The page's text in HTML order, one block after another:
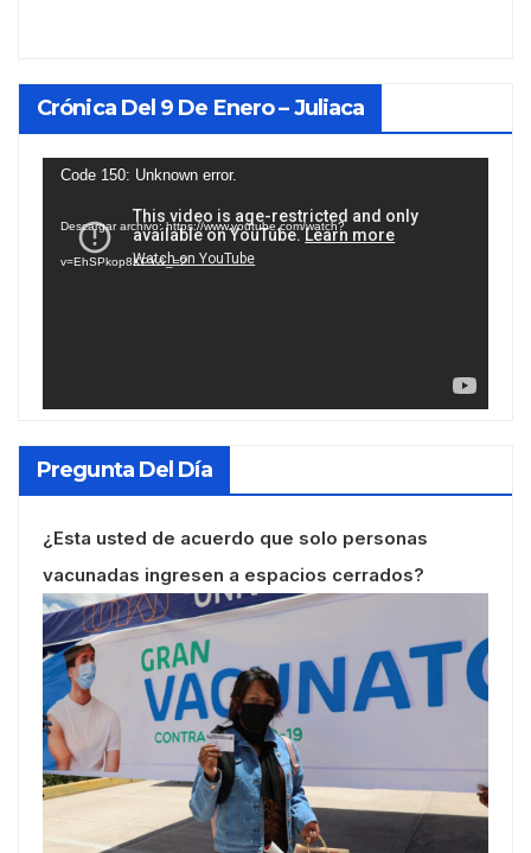
Crónica Del 9 De Enero – Juliaca
Reproductor
vídeo
Code 150: Unknown error.
Descargar archivo: https://www.youtube.com/watch?
v=EhSPkop8KPY&_=2
Pregunta Del Día
¿Esta usted de acuerdo que solo personas
vacunadas ingresen a espacios cerrados?